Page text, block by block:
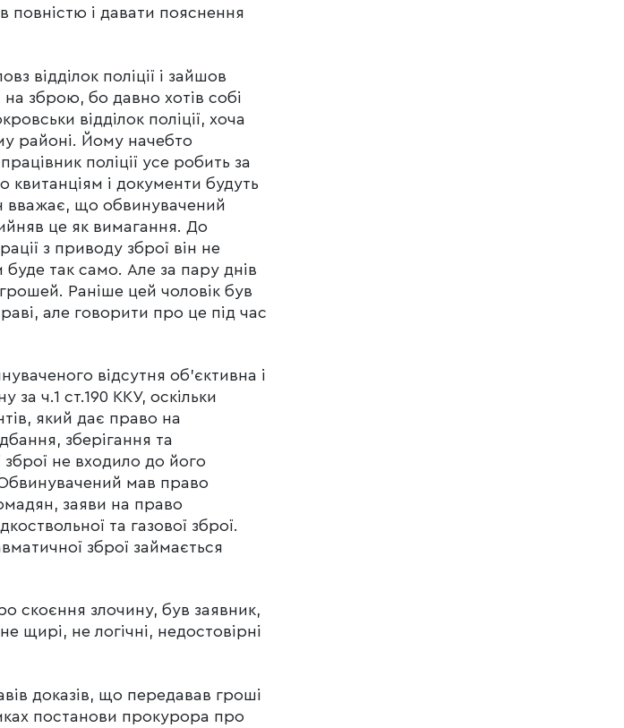
повністю і давати пояснення
відділок поліції і зайшов
зброю, бо давно хотів собі
відділок поліції, хоча
районі. Йому начебто
поліції усе робить за
квитанціям і документи будуть
вважає, що обвинувачений
це як вимагання. До
з приводу зброї він не
так само. Але за пару днів
Раніше цей чоловік був
але говорити про це під час
відсутня об’єктивна і
за ч.1 ст.190 ККУ, оскільки
який дає право на
зберігання та
не входило до його
Обвинувачений мав право
заяви на право
та газової зброї.
зброї займається
скоєння злочину, був заявник,
щирі, не логічні, недостовірні
доказів, що передавав гроші
постанови прокурора про